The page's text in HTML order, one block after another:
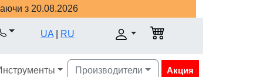
з 20.08.2026
UA RU
Производители Акция